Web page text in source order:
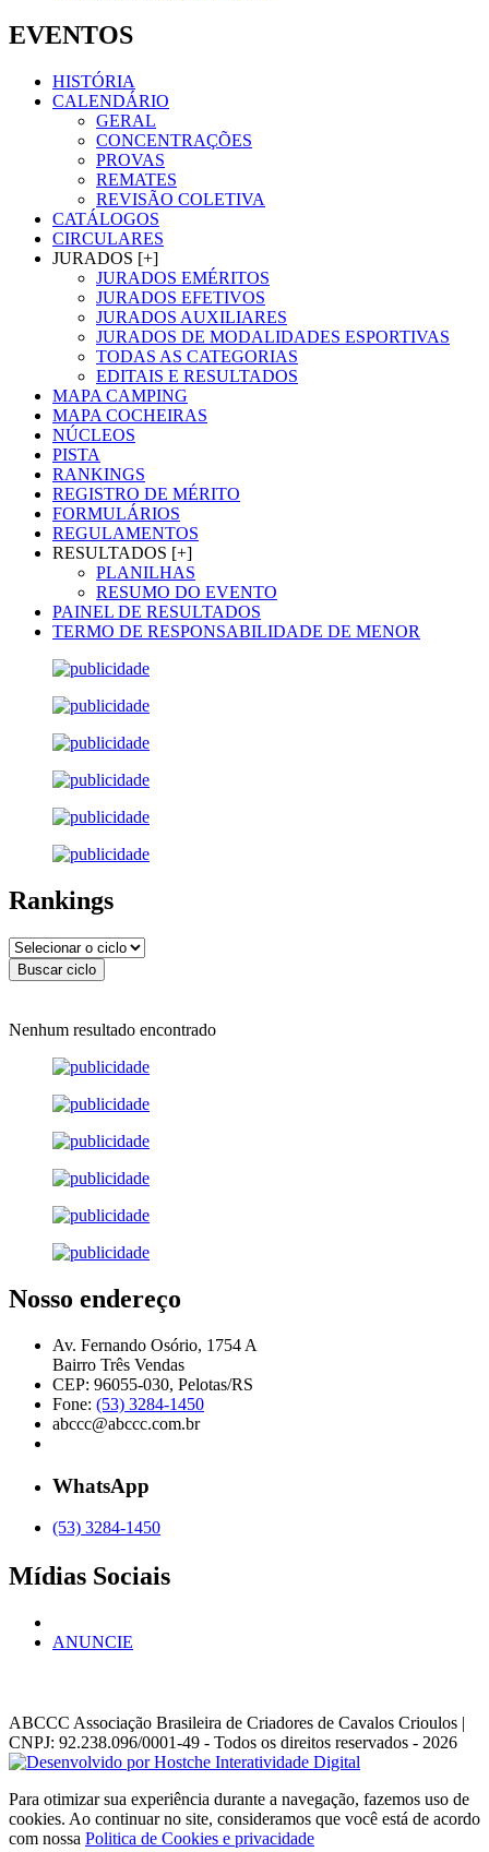
EVENTOS
HISTÓRIA
CALENDÁRIO
GERAL
CONCENTRAÇÕES
PROVAS
REMATES
REVISÃO COLETIVA
CATÁLOGOS
CIRCULARES
JURADOS [+]
JURADOS EMÉRITOS
JURADOS EFETIVOS
JURADOS AUXILIARES
JURADOS DE MODALIDADES ESPORTIVAS
TODAS AS CATEGORIAS
EDITAIS E RESULTADOS
MAPA CAMPING
MAPA COCHEIRAS
NÚCLEOS
PISTA
RANKINGS
REGISTRO DE MÉRITO
FORMULÁRIOS
REGULAMENTOS
RESULTADOS [+]
PLANILHAS
RESUMO DO EVENTO
PAINEL DE RESULTADOS
TERMO DE RESPONSABILIDADE DE MENOR
Rankings
Nenhum resultado encontrado
Nosso endereço
Av. Fernando Osório, 1754 A
Bairro Três Vendas
CEP: 96055-030, Pelotas/RS
Fone: (53) 3284-1450
abccc@abccc.com.br
WhatsApp
(53) 3284-1450
Mídias Sociais
ANUNCIE
ABCCC Associação Brasileira de Criadores de Cavalos Crioulos |
CNPJ: 92.238.096/0001-49 - Todos os direitos reservados - 2026
Para otimizar sua experiência durante a navegação, fazemos uso de
cookies. Ao continuar no site, consideramos que você está de acordo
com nossa Politica de Cookies e privacidade